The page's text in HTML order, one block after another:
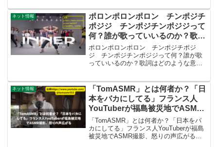
#ダンス #da...
ネット情報
ポロンポロンポロン チンポジチ
ポジジ チンポジチンポジジって
何？誰が歌っていいるのか？歌詞
はどのような意味か？タイの「ノ
ーン・ティウ」さんが歌う「パー
ロンポンチュン」と「The Inner
ジダンス】
ポロンポロンポロン チンポジチポジ
ジ チンポジチンポジジって何？誰が歌
っていいるのか？歌詞はどのような意味
Studio」について調べる【チンポジダン
ス】軽快...
ネット情報
「TomASMR」とは何者か？「日
本をバカにしてる」フランス人
YouTuberが福島被災地でASMR
撮影、怒りの声広がる
「TomASMR」とは何者か？「日本をバ
カにしてる」フランス人YouTuberが福島
被災地でASMR撮影、怒りの声広がる福